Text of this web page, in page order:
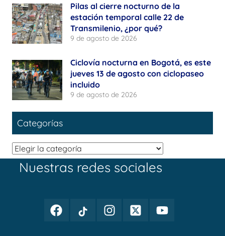
Pilas al cierre nocturno de la
estación temporal calle 22 de
Transmilenio, ¿por qué?
9 de agosto de 2026
Ciclovía nocturna en Bogotá, es este
jueves 13 de agosto con ciclopaseo
incluido
9 de agosto de 2026
Categorías
Categorías
Nuestras redes sociales
Facebook
Periodismo
TikTok
Periodismo
InstagramTwitterYoutube